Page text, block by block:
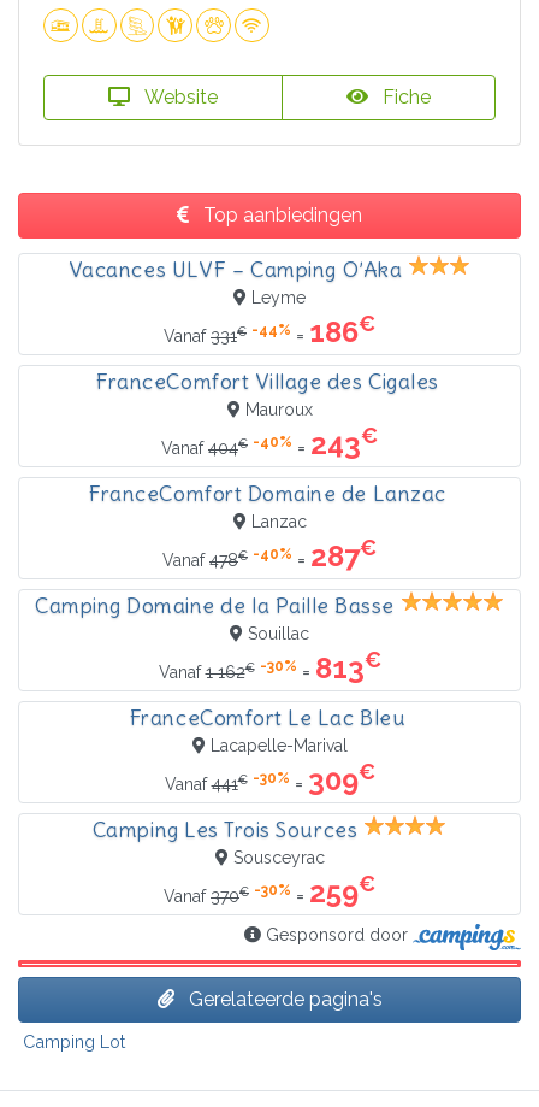
Website Fiche
Top aanbiedingen
Vacances ULVF – Camping O’Aka
Leyme
Vanaf331€ -44% = 186€
FranceComfort Village des Cigales
Mauroux
Vanaf404€ -40% = 243€
FranceComfort Domaine de Lanzac
Lanzac
Vanaf478€ -40% = 287€
Camping Domaine de la Paille Basse
Souillac
Vanaf1 162€ -30% = 813€
FranceComfort Le Lac Bleu
Lacapelle-Marival
Vanaf441€ -30% = 309€
Camping Les Trois Sources
Sousceyrac
Vanaf370€ -30% = 259€
Gesponsord door
Gerelateerde pagina's
Camping Lot